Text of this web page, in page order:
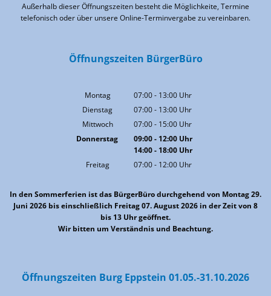
Außerhalb dieser Öffnungszeiten besteht die Möglichkeite, Termine
telefonisch oder über unsere Online-Terminvergabe zu vereinbaren.
Öffnungszeiten BürgerBüro
Montag 07:00- 13:00 Uhr
Von 07:00 bis 13:00 Uhr
Dienstag 07:00- 13:00 Uhr
Von 07:00 bis 13:00 Uhr
Mittwoch 07:00- 15:00 Uhr
Von 07:00 bis 15:00 Uhr
Donnerstag 09:00- 12:00Uhr
Von 09:00 bis 12:00 Uhr
14:00- 18:00Uhr
Von 14:00 bis 18:00 Uhr
Freitag 07:00- 12:00 Uhr
In den Sommerferien ist das BürgerBüro durchgehend von Montag 29.
Juni 2026 bis einschließlich Freitag 07. August 2026 in der Zeit von 8
bis 13 Uhr geöffnet.
Wir bitten um Verständnis und Beachtung.
Öffnungszeiten Burg Eppstein 01.05.-31.10.2026